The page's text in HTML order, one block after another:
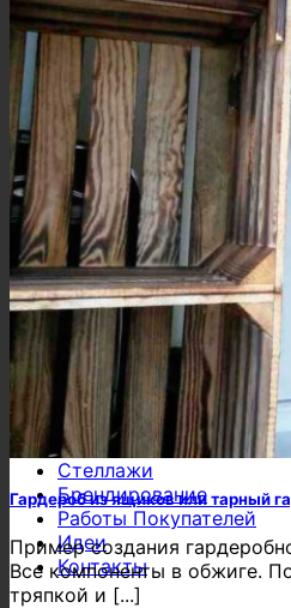
Лотки (7 см)
Низкие (15 см)
Ящики с ручками
Крышки
Крышки
Подвазонники
Для винных бутылок
Держатели
Стеллажные
Ларцы и ящики
Разное
Тарная мебель
Квадратные
Кубы
Овощные
Фруктовые
Фанерные
Архивные товары
Статьи
Схемы стеллажей
Как самостоятельно
О ящиках
Об обжиге
Стеллажи
Брендирование
Работы Покупателей
Идеи
Контакты
Гардероб из ящиков или тарный
Пример создания
Все компоненты в обжиге.
тряпкой и [...]